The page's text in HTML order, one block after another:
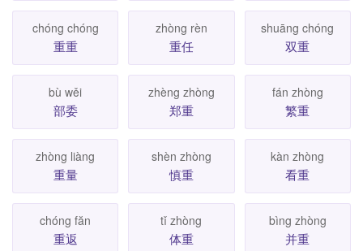
chóng chóng
重重
zhòng rèn
重任
shuāng chóng
双重
bù wěi
部委
zhèng zhòng
郑重
fán zhòng
繁重
zhòng liàng
重量
shèn zhòng
慎重
kàn zhòng
看重
chóng făn
重返
tǐ zhòng
体重
bìng zhòng
并重